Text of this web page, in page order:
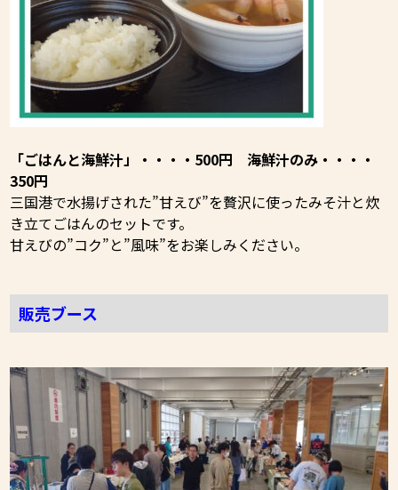
「ごはんと海鮮汁」・・・・500円 海鮮汁のみ・・・・
350円
三国港で水揚げされた”甘えび”を贅沢に使ったみそ汁と炊
き立てごはんのセットです。
甘えびの”コク”と”風味”をお楽しみください。
販売ブース